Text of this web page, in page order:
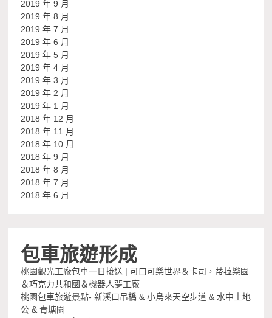
2019 年 9 月
2019 年 8 月
2019 年 7 月
2019 年 6 月
2019 年 5 月
2019 年 4 月
2019 年 3 月
2019 年 2 月
2019 年 1 月
2018 年 12 月
2018 年 11 月
2018 年 10 月
2018 年 9 月
2018 年 8 月
2018 年 7 月
2018 年 6 月
包車旅遊形成
桃園觀光工廠包車一日接送 | 可口可樂世界＆卡司，蒂菈樂園
＆巧克力共和國＆機器人夢工廠
桃園包車旅遊景點- 新溪口吊橋 & 小烏來天空步道 & 水中土地
公 & 青塘園